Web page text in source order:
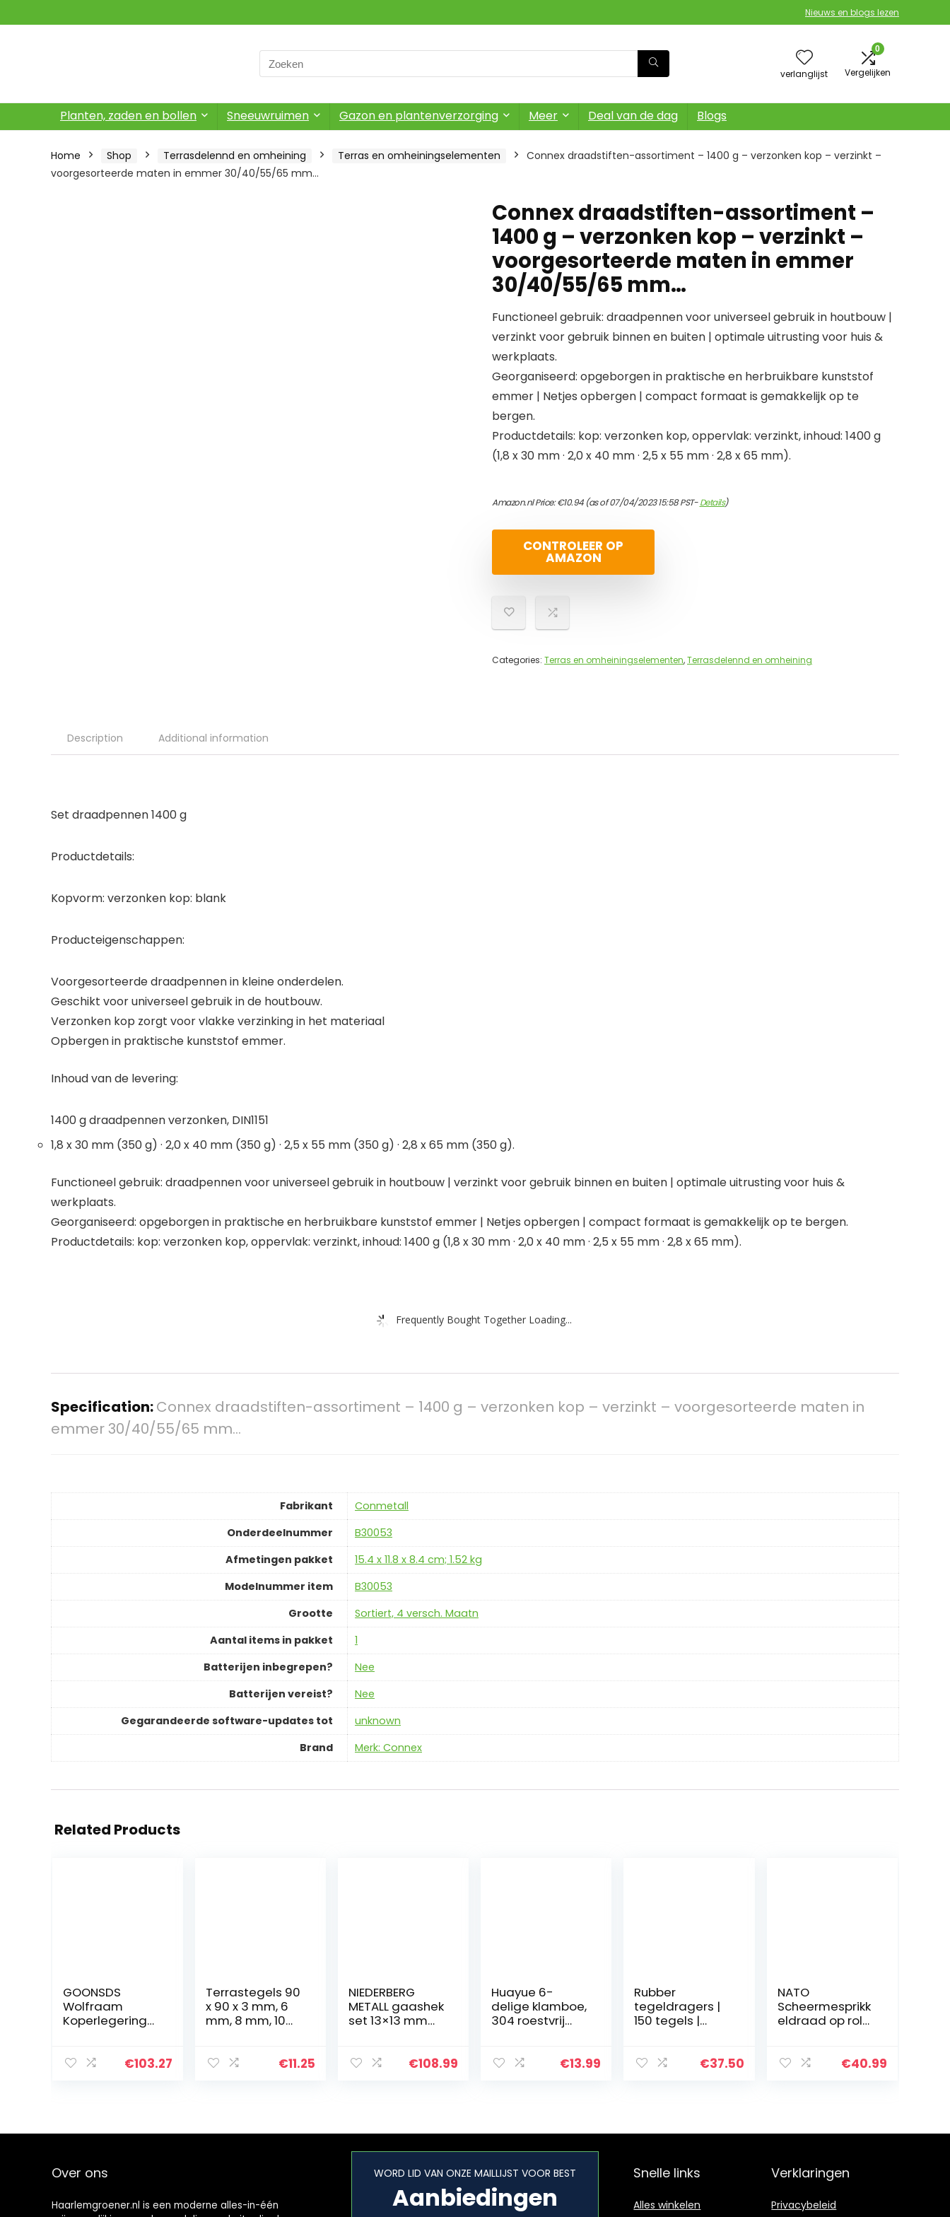
Nieuws en blogs lezen
Search
for:
verlanglijst
0
Vergelijken
Planten, zaden en bollen Sneeuwruimen Gazon en plantenverzorging Meer Deal van de dag Blogs
Home Shop Terrasdelennd en omheining Terras en omheiningselementen
Connex draadstiften-assortiment – 1400 g – verzonken kop – verzinkt –
voorgesorteerde maten in emmer 30/40/55/65 mm…
Connex draadstiften-assortiment –
1400 g – verzonken kop – verzinkt –
voorgesorteerde maten in emmer
30/40/55/65 mm…
Functioneel gebruik: draadpennen voor universeel gebruik in houtbouw |
verzinkt voor gebruik binnen en buiten | optimale uitrusting voor huis &
werkplaats.
Georganiseerd: opgeborgen in praktische en herbruikbare kunststof
emmer | Netjes opbergen | compact formaat is gemakkelijk op te
bergen.
Productdetails: kop: verzonken kop, oppervlak: verzinkt, inhoud: 1400 g
(1,8 x 30 mm · 2,0 x 40 mm · 2,5 x 55 mm · 2,8 x 65 mm).
Amazon.nl Price:€10.94(as of 07/04/2023 15:58 PST-Details)
CONTROLEER OP
AMAZON
Categories: Terras en omheiningselementen,Terrasdelennd en omheining
Description Additional information
Set draadpennen 1400 g
Productdetails:
Kopvorm: verzonken kop: blank
Producteigenschappen:
Voorgesorteerde draadpennen in kleine onderdelen.
Geschikt voor universeel gebruik in de houtbouw.
Verzonken kop zorgt voor vlakke verzinking in het materiaal
Opbergen in praktische kunststof emmer.
Inhoud van de levering:
1400 g draadpennen verzonken, DIN1151
1,8 x 30 mm (350 g) · 2,0 x 40 mm (350 g) · 2,5 x 55 mm (350 g) · 2,8 x 65 mm (350 g).
Functioneel gebruik: draadpennen voor universeel gebruik in houtbouw | verzinkt voor gebruik binnen en buiten | optimale uitrusting voor huis &
werkplaats.
Georganiseerd: opgeborgen in praktische en herbruikbare kunststof emmer | Netjes opbergen | compact formaat is gemakkelijk op te bergen.
Productdetails: kop: verzonken kop, oppervlak: verzinkt, inhoud: 1400 g (1,8 x 30 mm · 2,0 x 40 mm · 2,5 x 55 mm · 2,8 x 65 mm).
Frequently Bought Together Loading...
Specification:Connex draadstiften-assortiment – 1400 g – verzonken kop – verzinkt – voorgesorteerde maten in
emmer 30/40/55/65 mm…
Fabrikant
‎Conmetall
Onderdeelnummer
‎B30053
Afmetingen pakket
‎15.4 x 11.8 x 8.4 cm; 1.52 kg
Modelnummer item
‎B30053
Grootte
‎Sortiert, 4 versch. Maatn
Aantal items in pakket
‎1
Batterijen inbegrepen?
‎Nee
Batterijen vereist?
‎Nee
Gegarandeerde software-updates tot
‎unknown
Brand
Merk: Connex
Related Products
GOONSDS
Wolfraam
Koperlegering
Metalen
Lengte…
€103.27
Terrastegels 90
x 90 x 3 mm, 6
mm, 8 mm, 10
hoeveelheid €11.25
NIEDERBERG
METALL gaashek
set 13×13 mm
rool
€108.99
Huayue 6-
delige klamboe,
304 roestvrij
en hekken Anti-
€13.99
Rubber
tegeldragers |
150 tegels |
€37.50
NATO
Scheermesprikk
eldraad op rol
€40.99
Over ons
Haarlemgroener.nl is een moderne alles-in-één
WORD LID VAN ONZE MAILLIJST VOOR BEST
Aanbiedingen
Snelle links
Alles winkelen
Verklaringen
Privacybeleid